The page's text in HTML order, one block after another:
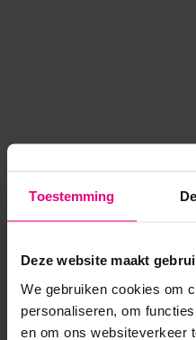
Toestemming
Deze website maakt
We gebruiken cookies om
personaliseren, om
en om ons websiteverkeer